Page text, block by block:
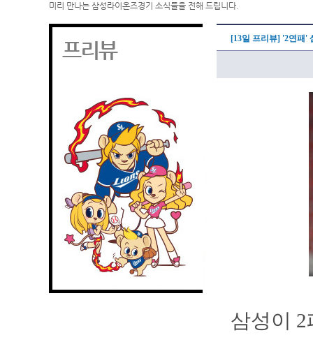
미리 만나는 삼성라이온즈경기 소식들을 전해 드립니다.
프리뷰 [13일 프리뷰] '2연패'
삼성이 2